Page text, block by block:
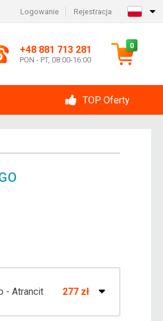
Logowanie Rejestracja
+48 881 713 281
PON - PT, 08:00-16:00
0
TOP Oferty
- Atrancit 277 zł